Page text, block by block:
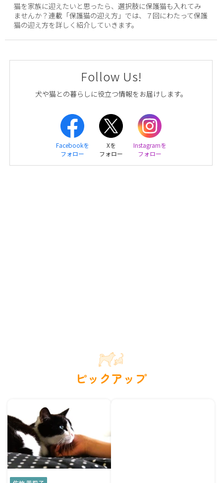
猫を家族に迎えたいと思ったら、選択肢に保護猫も入れてみ
ませんか？連載「保護猫の迎え方」では、７回にわたって保護
猫の迎え方を詳しく紹介していきます。
Follow Us!
犬や猫との暮らしに役立つ情報をお届けします。
Facebookを
フォロー
Xを
フォロー
Instagramを
フォロー
ピックアップ